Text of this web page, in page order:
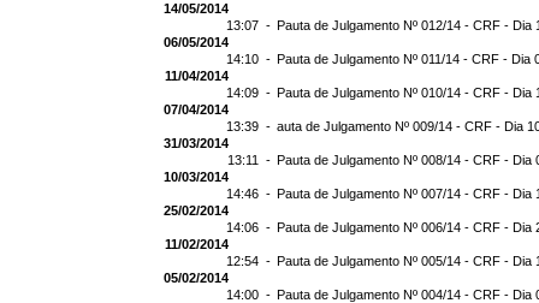
14/05/2014
13:07 - Pauta de Julgamento Nº 012/14 - CRF - Dia
06/05/2014
14:10 - Pauta de Julgamento Nº 011/14 - CRF - Dia
11/04/2014
14:09 - Pauta de Julgamento Nº 010/14 - CRF - Dia
07/04/2014
13:39 - auta de Julgamento Nº 009/14 - CRF - Dia
31/03/2014
13:11 - Pauta de Julgamento Nº 008/14 - CRF - Dia
10/03/2014
14:46 - Pauta de Julgamento Nº 007/14 - CRF - Dia
25/02/2014
14:06 - Pauta de Julgamento Nº 006/14 - CRF - Dia
11/02/2014
12:54 - Pauta de Julgamento Nº 005/14 - CRF - Dia
05/02/2014
14:00 - Pauta de Julgamento Nº 004/14 - CRF - Dia